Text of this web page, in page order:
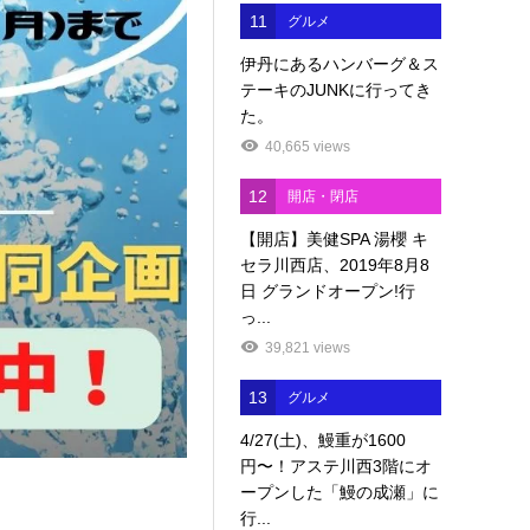
11 グルメ
伊丹にあるハンバーグ＆ス
テーキのJUNKに行ってき
た。
40,665 views
12 開店・閉店
【開店】美健SPA 湯櫻 キ
セラ川西店、2019年8月8
日 グランドオープン!行
っ...
39,821 views
13 グルメ
4/27(土)、鰻重が1600
円〜！アステ川西3階にオ
ープンした「鰻の成瀬」に
行...